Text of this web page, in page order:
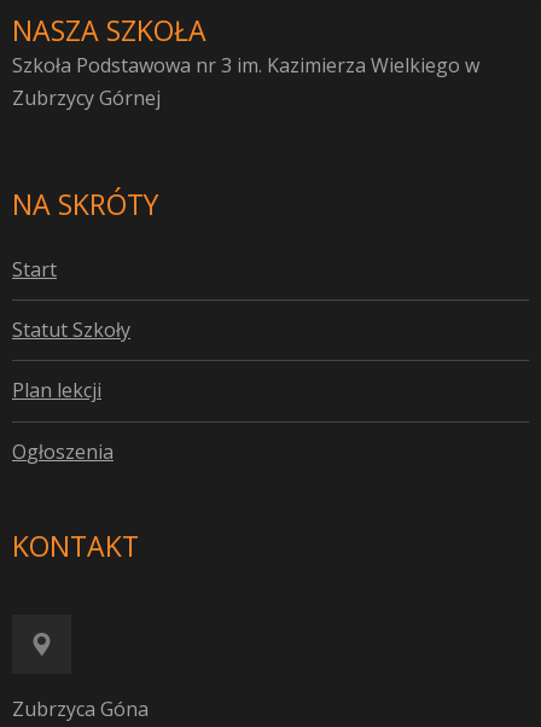
NASZA SZKOŁA
Szkoła Podstawowa nr 3 im. Kazimierza Wielkiego w
Zubrzycy Górnej
NA SKRÓTY
Start
Statut Szkoły
Plan lekcji
Ogłoszenia
KONTAKT
Zubrzyca Góna